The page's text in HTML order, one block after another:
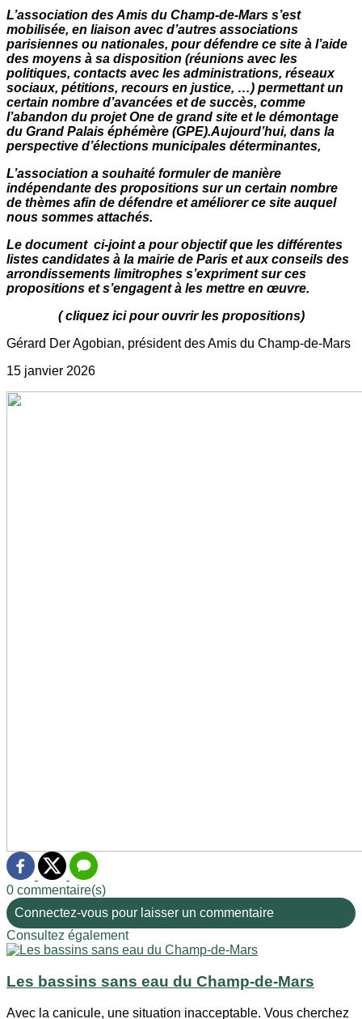
L’association des Amis du Champ-de-Mars s’est
mobilisée, en liaison avec d’autres associations
parisiennes ou nationales, pour défendre ce site à l’aide
des moyens à sa disposition (réunions avec les
politiques, contacts avec les administrations, réseaux
sociaux, pétitions, recours en justice, …) permettant un
certain nombre d’avancées et de succès, comme
l’abandon du projet One de grand site et le démontage
du Grand Palais éphémère (GPE).Aujourd’hui, dans la
perspective d’élections municipales déterminantes,
L’association a souhaité formuler de manière
indépendante des propositions sur un certain nombre
de thèmes afin de défendre et améliorer ce site auquel
nous sommes attachés.
Le document ci-joint a pour objectif que les différentes
listes candidates à la mairie de Paris et aux conseils des
arrondissements limitrophes s’expriment sur ces
propositions et s’engagent à les mettre en œuvre.
( cliquez ici pour ouvrir les propositions)
Gérard Der Agobian, président des Amis du Champ-de-Mars
15 janvier 2026
0 commentaire(s)
Connectez-vous pour laisser un commentaire
Consultez également
Les bassins sans eau du Champ-de-Mars
Avec la canicule, une situation inacceptable. Vous cherchez